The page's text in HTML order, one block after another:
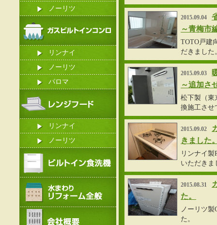
ノーリツ
リンナイ
ノーリツ
パロマ
リンナイ
ノーリツ
2015.09.04
～青梅市
TOTO戸建
だきました
2015.09.03
～追加さ
松下製（東
換施工させ
2015.09.02
きました
リンナイ
いただきま
2015.08.31
た。
ノーリツ
た。